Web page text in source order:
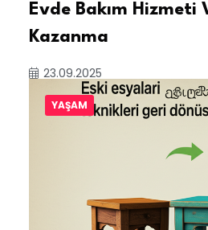
Evde Bakım Hizmeti
Kazanma
23.09.2025
YAŞAM